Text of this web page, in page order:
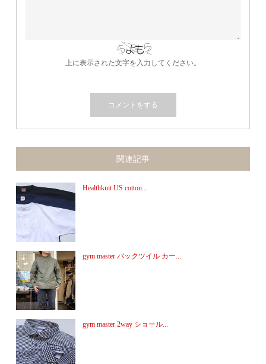
上に表示された文字を入力してください。
関連記事
Healthknit US cotton...
gym master バックツイル カー...
gym master 2way ショール...